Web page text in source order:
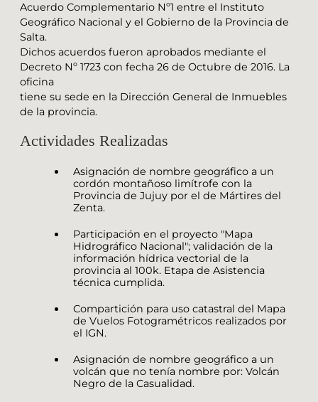
Acuerdo Complementario Nº1 entre el Instituto
Geográfico Nacional y el Gobierno de la Provincia de
Salta.
Dichos acuerdos fueron aprobados mediante el
Decreto Nº 1723 con fecha 26 de Octubre de 2016. La
oficina
tiene su sede en la Dirección General de Inmuebles
de la provincia.
Actividades Realizadas
Asignación de nombre geográfico a un
cordón montañoso limítrofe con la
Provincia de Jujuy por el de Mártires del
Zenta.
Participación en el proyecto "Mapa
Hidrográfico Nacional"; validación de la
información hídrica vectorial de la
provincia al 100k. Etapa de Asistencia
técnica cumplida.
Compartición para uso catastral del Mapa
de Vuelos Fotogramétricos realizados por
el IGN.
Asignación de nombre geográfico a un
volcán que no tenía nombre por: Volcán
Negro de la Casualidad.